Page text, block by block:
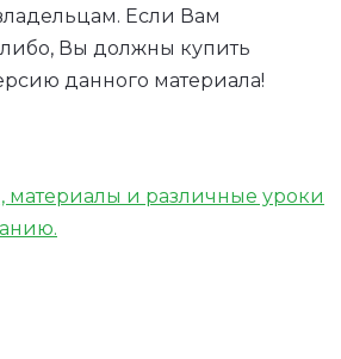
Если Вам
Вы должны купить
данного материала!
материалы и различные уроки